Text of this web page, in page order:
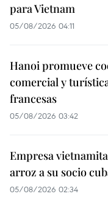
para Vietnam
05/08/2026 04:11
Hanoi promueve
comercial y
francesas
05/08/2026 03:42
Empresa
arroz a su socio
05/08/2026 02:34